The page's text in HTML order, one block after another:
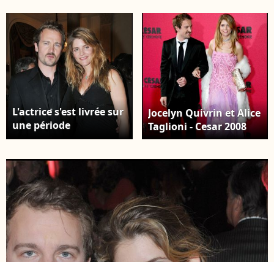
L'actrice s'est livrée sur
une période
extrêmement
le décès tragique de
son compagnon
Jocelyn Quivrin en
2009. Jocelyn Quivrin,
lauréat du prix Patrixk
Dewaere et sa
compagne Alice
Jocelyn Quivrin et Alice
Taglioni - Cesar 2008